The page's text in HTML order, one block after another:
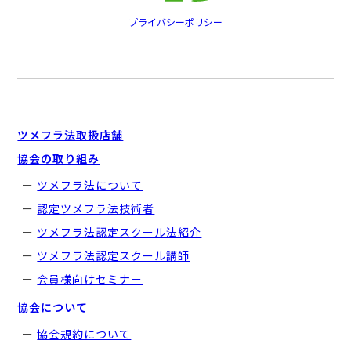
プライバシーポリシー
ツメフラ法取扱店舗
協会の取り組み
ツメフラ法について
認定ツメフラ法技術者
ツメフラ法認定スクール法紹介
ツメフラ法認定スクール講師
会員様向けセミナー
協会について
協会規約について